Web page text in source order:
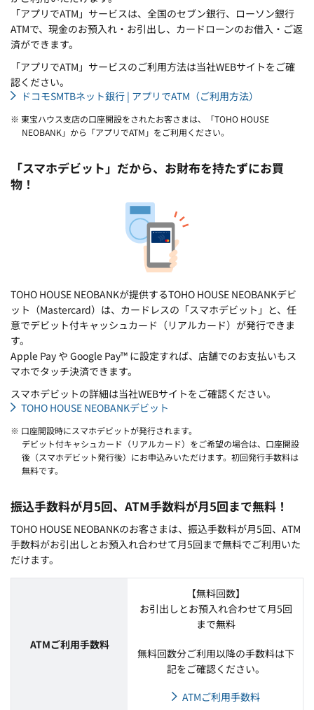
「アプリでATM」サービスは、全国のセブン銀行、ローソン銀行
ATMで、現金のお預入れ・お引出し、カードローンのお借入・ご返
済ができます。
「アプリでATM」サービスのご利用方法は当社WEBサイトをご確
認ください。
ドコモSMTBネット銀行 | アプリでATM（ご利用方法）
※ 東宝ハウス支店の口座開設をされたお客さまは、「TOHO HOUSE
NEOBANK」から「アプリでATM」をご利用ください。
「スマホデビット」だから、お財布を持たずにお買
物！
TOHO HOUSE NEOBANKが提供するTOHO HOUSE NEOBANKデビ
ット（Mastercard）は、カードレスの「スマホデビット」と、任
意でデビット付キャッシュカード（リアルカード）が発行できま
す。
Apple Pay や Google Pay™ に設定すれば、店舗でのお支払いもス
マホでタッチ決済できます。
スマホデビットの詳細は当社WEBサイトをご確認ください。
TOHO HOUSE NEOBANKデビット
※ 口座開設時にスマホデビットが発行されます。
デビット付キャシュカード（リアルカード）をご希望の場合は、口座開設
後（スマホデビット発行後）にお申込みいただけます。初回発行手数料は
無料です。
振込手数料が月5回、ATM手数料が月5回まで無料！
TOHO HOUSE NEOBANKのお客さまは、振込手数料が月5回、ATM
手数料がお引出しとお預入れ合わせて月5回まで無料でご利用いた
だけます。
ATMご利用手数料
【無料回数】
お引出しとお預入れ合わせて月5回
まで無料
無料回数分ご利用以降の手数料は下
記をご確認ください。
ATMご利用手数料